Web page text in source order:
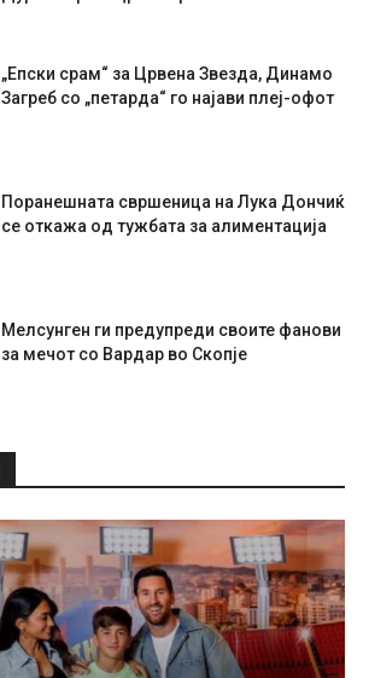
„Епски срам“ за Црвена Звезда, Динамо
Загреб со „петарда“ го најави плеј-офот
Поранешната свршеница на Лука Дончиќ
се откажа од тужбата за алиментација
Мелсунген ги предупреди своите фанови
за мечот со Вардар во Скопје